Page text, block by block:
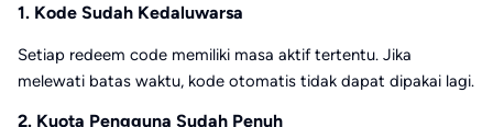
1. Kode Sudah Kedaluwarsa
Setiap redeem code memiliki masa aktif tertentu. Jika
melewati batas waktu, kode otomatis tidak dapat dipakai lagi.
2. Kuota Pengguna Sudah Penuh